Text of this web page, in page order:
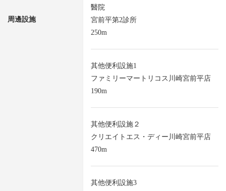
周邊設施
醫院
宮前平第2診所
250m
其他便利設施1
ファミリーマートリコス川崎宮前平店
190m
其他便利設施２
クリエイトエス・ディー川崎宮前平店
470m
其他便利設施3